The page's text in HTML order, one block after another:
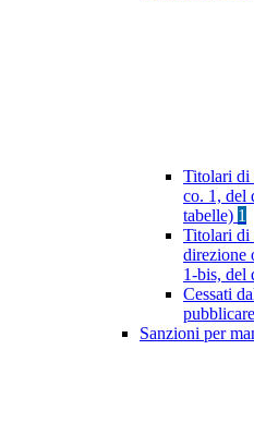
Titolari di
co. 1, del
tabelle) 1
Titolari di
direzione
1-bis, del
Cessati
Sanzioni per